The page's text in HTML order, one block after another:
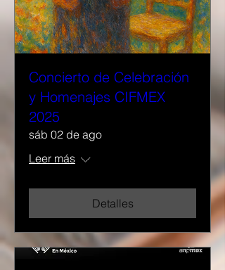
Concierto de Celebración
y Homenajes CIFMEX
2025
sáb 02 de ago
Leer más
Detalles